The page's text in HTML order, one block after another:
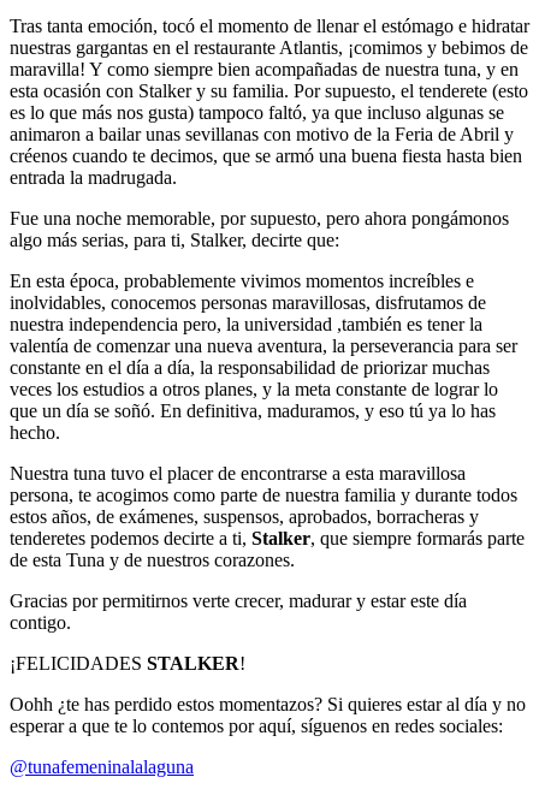
Tras tanta emoción, tocó el momento de llenar el estómago e hidratar
nuestras gargantas en el restaurante Atlantis, ¡comimos y bebimos de
maravilla! Y como siempre bien acompañadas de nuestra tuna, y en
esta ocasión con Stalker y su familia. Por supuesto, el tenderete (esto
es lo que más nos gusta) tampoco faltó, ya que incluso algunas se
animaron a bailar unas sevillanas con motivo de la Feria de Abril y
créenos cuando te decimos, que se armó una buena fiesta hasta bien
entrada la madrugada.
Fue una noche memorable, por supuesto, pero ahora pongámonos
algo más serias, para ti, Stalker, decirte que:
En esta época, probablemente vivimos momentos increíbles e
inolvidables, conocemos personas maravillosas, disfrutamos de
nuestra independencia pero, la universidad ,también es tener la
valentía de comenzar una nueva aventura, la perseverancia para ser
constante en el día a día, la responsabilidad de priorizar muchas
veces los estudios a otros planes, y la meta constante de lograr lo
que un día se soñó. En definitiva, maduramos, y eso tú ya lo has
hecho.
Nuestra tuna tuvo el placer de encontrarse a esta maravillosa
persona, te acogimos como parte de nuestra familia y durante todos
estos años, de exámenes, suspensos, aprobados, borracheras y
tenderetes podemos decirte a ti, Stalker, que siempre formarás parte
de esta Tuna y de nuestros corazones.
Gracias por permitirnos verte crecer, madurar y estar este día
contigo.
¡FELICIDADES STALKER!
Oohh ¿te has perdido estos momentazos? Si quieres estar al día y no
esperar a que te lo contemos por aquí, síguenos en redes sociales:
@tunafemeninalalaguna